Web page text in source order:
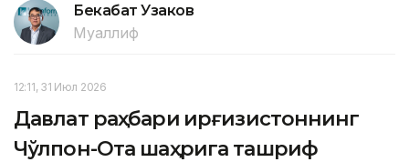
Бекабат Узаков
Муаллиф
12:11, 31 Июл 2026
Давлат раҳбари Қирғизистоннинг
Чўлпон-Ота шаҳрига ташриф